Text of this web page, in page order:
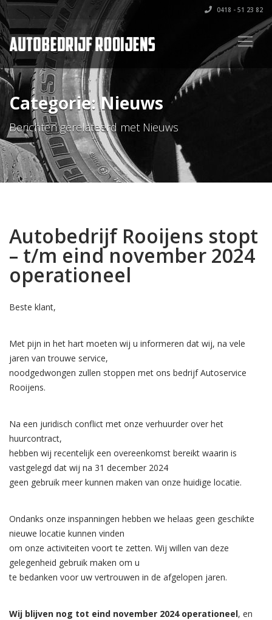
0418 - 51 23 82
Categorie: Nieuws
Berichten gerelateerd met Nieuws
Autobedrijf Rooijens stopt
– t/m eind november 2024
operationeel
Beste klant,
Met pijn in het hart moeten wij u informeren dat wij, na vele
jaren van trouwe service,
noodgedwongen zullen stoppen met ons bedrijf Autoservice
Rooijens.
Na een juridisch conflict met onze verhuurder over het
huurcontract,
hebben wij recentelijk een overeenkomst bereikt waarin is
vastgelegd dat wij na 31 december 2024
geen gebruik meer kunnen maken van onze huidige locatie.
Ondanks onze inspanningen hebben we helaas geen geschikte
nieuwe locatie kunnen vinden
om onze activiteiten voort te zetten. Wij willen van deze
gelegenheid gebruik maken om u
te bedanken voor uw vertrouwen in de afgelopen jaren.
Wij blijven nog tot eind november 2024 operationeel, en